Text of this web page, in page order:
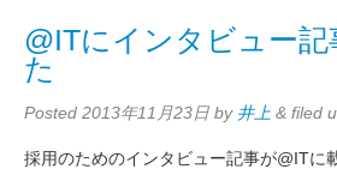
@ITにインタビュー記
た
Posted 2013年11月23日 by 井上 & filed
採用のためのインタビュー記事が@ITに